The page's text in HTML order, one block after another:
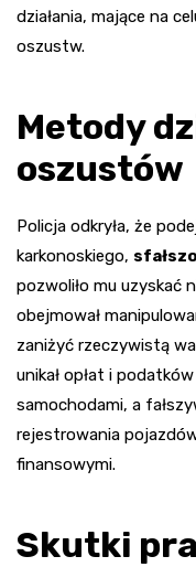
działania, mające na
oszustw.
Metody
oszustów
Policja odkryła, że
karkonoskiego,
pozwoliło mu uzyskać
obejmował
zaniżyć rzeczywistą
unikał opłat i
samochodami, a
rejestrowania
finansowymi.
Skutki